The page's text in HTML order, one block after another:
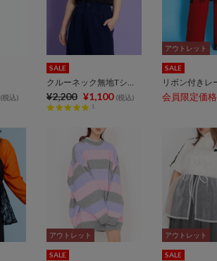
(税込)
SALE
クルーネック無地Tシャツ
¥2,200 ¥1,100 (税込)
1
アウトレット
アウトレット
SALE
会員限定価格
アウトレット
アウトレット
SALE
アウトレット
アウトレット
SALE